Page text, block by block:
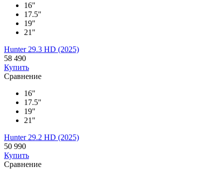
16"
17.5"
19"
21"
Hunter 29.3 HD (2025)
58 490
Купить
Сравнение
16"
17.5"
19"
21"
Hunter 29.2 HD (2025)
50 990
Купить
Сравнение